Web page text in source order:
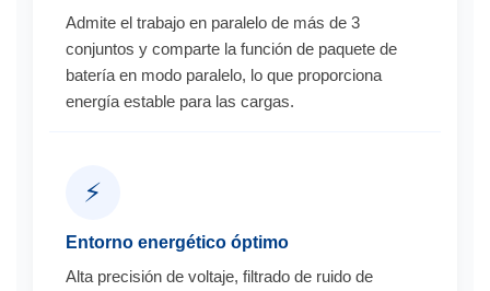
Admite el trabajo en paralelo de más de 3
conjuntos y comparte la función de paquete de
batería en modo paralelo, lo que proporciona
energía estable para las cargas.
⚡
Entorno energético óptimo
Alta precisión de voltaje, filtrado de ruido de